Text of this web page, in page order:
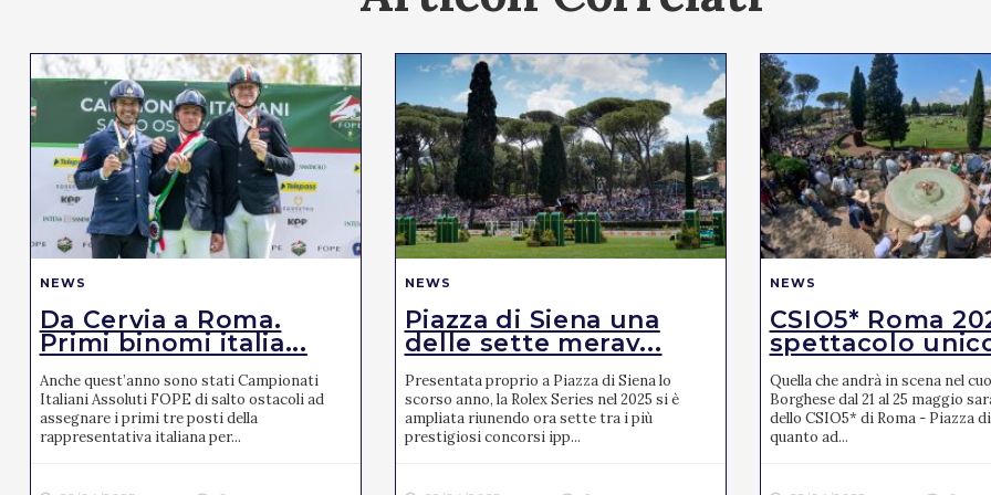
NEWS
Da Cervia a Roma.
Primi binomi italia...
Anche quest’anno sono stati Campionati
Italiani Assoluti FOPE di salto ostacoli ad
assegnare i primi tre posti della
rappresentativa italiana per...
NEWS
Piazza di Siena una
delle sette merav...
Presentata proprio a Piazza di Siena lo
scorso anno, la Rolex Series nel 2025 si è
ampliata riunendo ora sette tra i più
prestigiosi concorsi ipp...
NEWS
CSIO5* Roma
spettacolo
Quella che andrà in scena nel
Borghese dal 21 al 25 maggio
dello CSIO5* di Roma - Piazza
quanto ad...